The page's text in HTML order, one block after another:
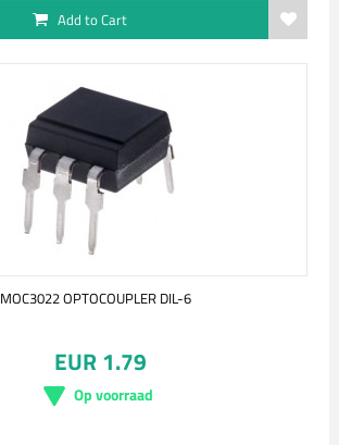
Add to Cart
MOC3022 OPTOCOUPLER DIL-6
EUR 1.79
Op voorraad